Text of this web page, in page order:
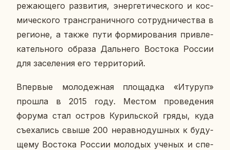
ре­жа­ю­ще­го раз­ви­тия, энер­ге­ти­че­ско­го и кос­
ми­че­ско­го транс­гра­нич­но­го со­труд­ни­че­ства в
ре­ги­оне, а также пути фор­ми­ро­ва­ния при­вле­
ка­тель­но­го образа Даль­не­го Во­сто­ка России
для за­се­ле­ния его тер­ри­то­рий.
Впер­вые мо­ло­деж­ная пло­щад­ка «Итуруп»
прошла в 2015 году. Местом про­ве­де­ния
форума стал остров Ку­риль­ской гряды, куда
съе­ха­лись свыше 200 нерав­но­душ­ных к бу­ду­
ще­му Во­сто­ка России мо­ло­дых ученых и спе­